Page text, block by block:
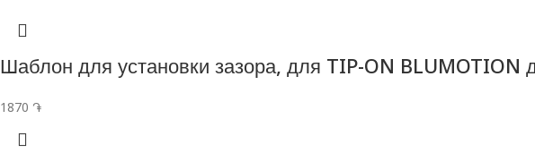
Шаблон для установки зазора, для TIP-ON BLUMOTION
1870 ֏